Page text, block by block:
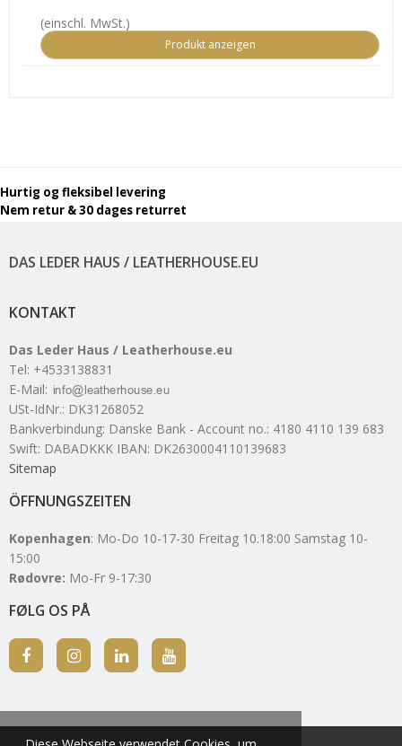
(einschl. MwSt.)
Produkt anzeigen
DAS LEDER HAUS / LEATHERHOUSE.EU
KONTAKT
Das Leder Haus / Leatherhouse.eu
Tel: +4533138831
E-Mail:
USt-IdNr.: DK31268052
Bankverbindung: Danske Bank - Account no.: 4180 4110 139 683
Swift: DABADKKK IBAN: DK2630004110139683
Sitemap
ÖFFNUNGSZEITEN
Kopenhagen: Mo-Do 10-17-30 Freitag 10.18:00 Samstag 10-
15:00
Rødovre: Mo-Fr 9-17:30
FØLG OS PÅ
Hurtig og fleksibel levering
Nem retur & 30 dages returret